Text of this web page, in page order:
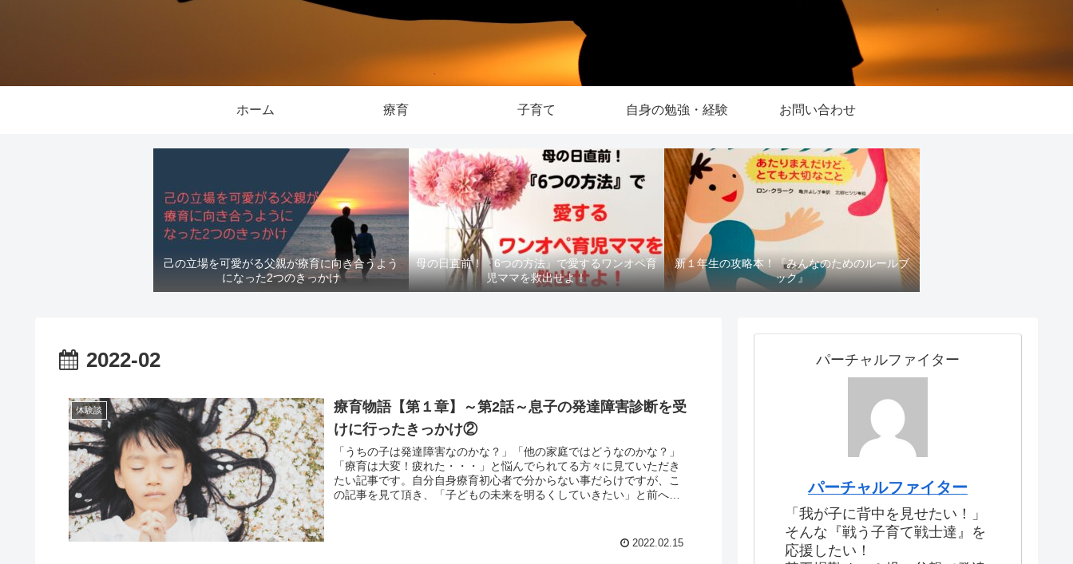
ホーム 療育 子育て 自身の勉強・経験 お問い合わせ
己の立場を可愛がる父親が療育に向き合うよう
になった2つのきっかけ
母の日直前！『6つの方法』で愛するワンオペ育
児ママを救出せよ！
新１年生の攻略本！『みんなのためのルールブ
ック』
2022-02
体験談
療育物語【第１章】～第2話～息子の発達障害診断を受
けに行ったきっかけ②
「うちの子は発達障害なのかな？」「他の家庭ではどうなのかな？」
「療育は大変！疲れた・・・」と悩んでられてる方々に見ていただき
たい記事です。自分自身療育初心者で分からない事だらけですが、こ
の記事を見て頂き、「子どもの未来を明るくしていきたい」と前へ進
2022.02.15
パーチャルファイター
パーチャルファイター
「我が子に背中を見せたい！」
そんな『戦う子育て戦士達』を
応援したい！